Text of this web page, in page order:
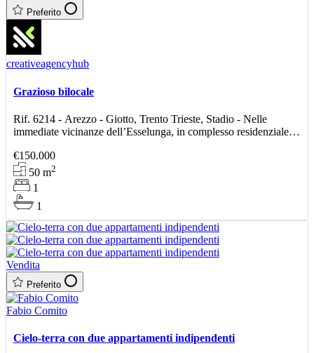
Preferito
creativeagencyhub
Grazioso bilocale
Rif. 6214 - Arezzo - Giotto, Trento Trieste, Stadio - Nelle
immediate vicinanze dell’Esselunga, in complesso residenziale di
€150.000
50m2
1
1
Vendita
Preferito
Fabio Comito
Cielo-terra con due appartamenti indipendenti